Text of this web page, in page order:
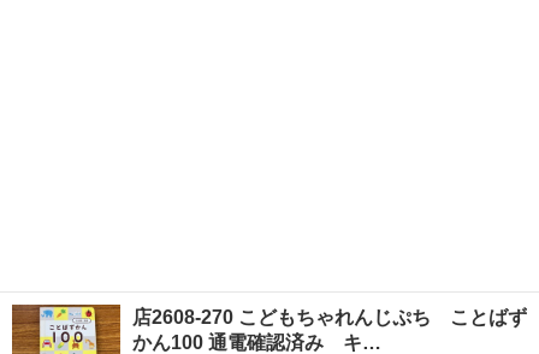
店2608-270 こどもちゃれんじぷち ことばず
かん100 通電確認済み キ…